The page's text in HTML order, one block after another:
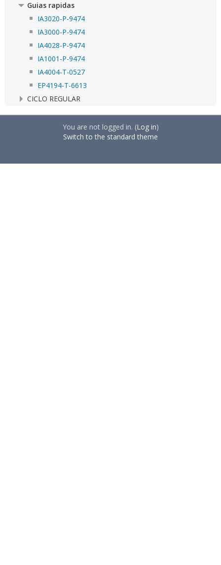
Guias rapidas
IA3020-P-9474
IA3000-P-9474
IA4028-P-9474
IA1001-P-9474
IA4004-T-0527
EP4194-T-6613
CICLO REGULAR
You are not logged in. (Log in)
Switch to the standard theme